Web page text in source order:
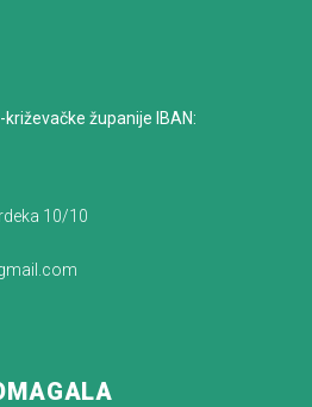
županije IBAN:
10/10